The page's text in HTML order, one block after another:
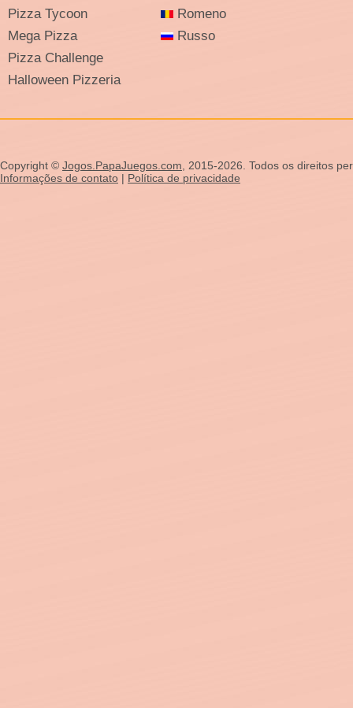
Pizza Tycoon
Mega Pizza
Pizza Challenge
Halloween Pizzeria
Romeno
Russo
Copyright © Jogos.PapaJuegos.com , 2015-2026. Todos os direitos
Informações de contato | Política de privacidade